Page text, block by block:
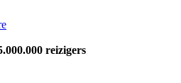
reizigers